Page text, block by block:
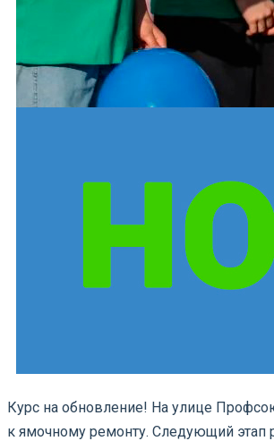
Курс на обновление! На улице
к ямочному ремонту. Следующий этап